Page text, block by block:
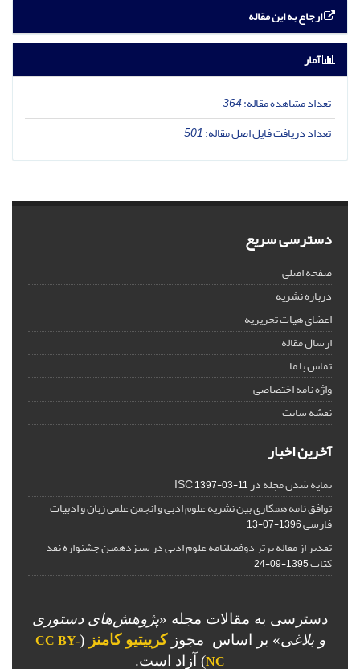
ارجاع به این مقاله
آمار
تعداد مشاهده مقاله:364
تعداد دریافت فایل اصل مقاله:501
دسترسی سریع
صفحه اصلی
درباره نشریه
اعضای هیات تحریریه
ارسال مقاله
تماس با ما
واژه نامه اختصاصی
نقشه سایت
آخرین اخبار
نمایه شدن مجله در ISC1397-03-11
توافق نامه همکاری بین نشریه علوم ادبی و انجمن علمی زبان و ادبیات
فارسی1396-07-13
تقدیر از مقاله برتر دوفصلنامه علوم ادبی در سیزدهمین جشنواره نقد
کتاب1395-09-24
دسترسی به مقالات مجله «پژوهش‌های دستوری
و بلاغی» بر اساس مجوزکرییتیو کامنز (
CC BY-
NC) آزاد است.